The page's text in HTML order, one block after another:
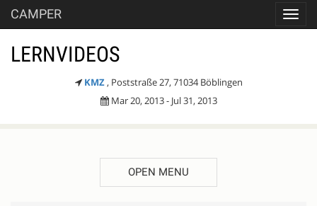
CAMPER
LERNVIDEOS
KMZ , Poststraße 27, 71034 Böblingen
Mar 20, 2013 - Jul 31, 2013
OPEN MENU